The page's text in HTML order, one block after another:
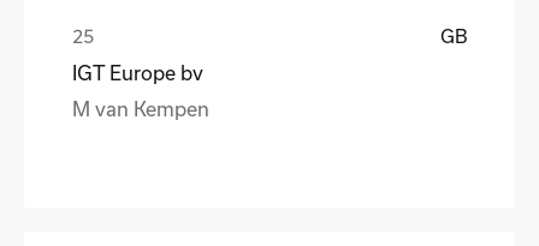
GB
IGT Europe bv
M van Kempen